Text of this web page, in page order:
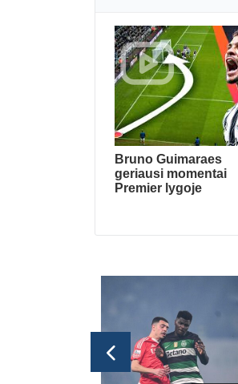
Bruno Guimaraes
geriausi momentai
Premier lygoje